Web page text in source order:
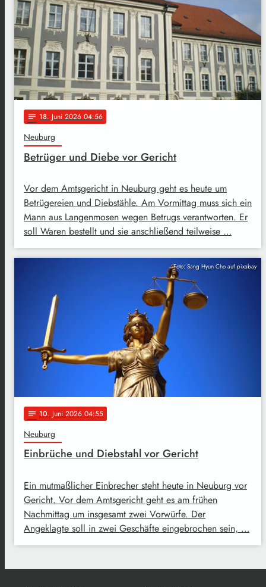
notes 18. Juni 2026 04:56
Neuburg
Betrüger und Diebe vor Gericht
Vor dem Amtsgericht in Neuburg geht es heute um
Betrügereien und Diebstähle. Am Vormittag muss sich ein
Mann aus Langenmosen wegen Betrugs verantworten. Er
soll Waren bestellt und sie anschließend teilweise …
Foto: Sang Hyun Cho auf pixabay
notes 10. Juni 2026 04:55
Neuburg
Einbrüche und Diebstahl vor Gericht
Ein mutmaßlicher Einbrecher steht heute in Neuburg vor
Gericht. Vor dem Amtsgericht geht es am frühen
Nachmittag um insgesamt zwei Vorwürfe. Der
Angeklagte soll in zwei Geschäfte eingebrochen sein, …